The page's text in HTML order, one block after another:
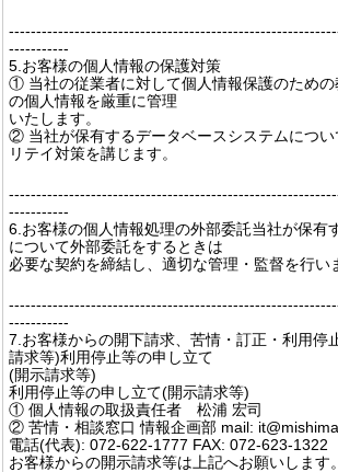
-----------
5.お客様の個人情報の保護対策
① 当社の従業者に対して個人情報保護のための
の個人情報を厳重に管理
いたします。
② 当社が保有するデータベースシステムについ
リテイ対策を講じます。
-----------
6.お客様の個人情報処理の外部委託当社が保有
について外部委託をするときは
必要な契約を締結し、適切な管理・監督を行い
-----------
7.お客様からの開下請求、苦情・訂正・利用停
請求等)利用停止等の申し立て
(開示請求等)
利用停止等の申し立て(開示請求等)
① 個人情報の取扱責任者 松浦 宏司
② 苦情・相談窓口 情報企画部 mail:
電話(代表): 072-622-1777 FAX: 072-623-1322
お客様からの開示請求等は上記へお願いします。